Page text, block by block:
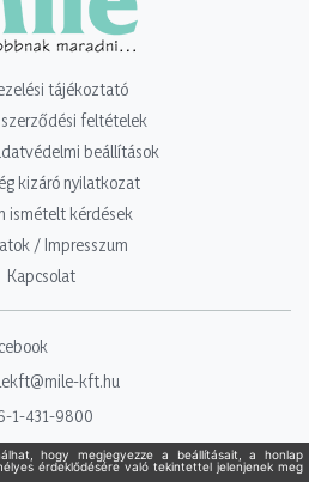
tájékoztató
feltételek
beállítások
kizáró nyilatkozat
ismételt kérdések
/ Impresszum
Kapcsolat
kft.hu
1-431-9800